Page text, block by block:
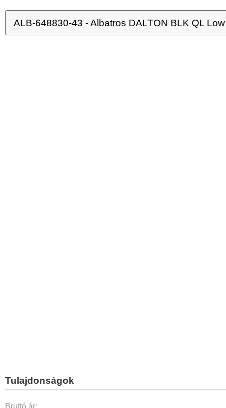
ALB-648830-43 - Albatros DALTON BLK QL
Tulajdonságok
Bruttó ár: